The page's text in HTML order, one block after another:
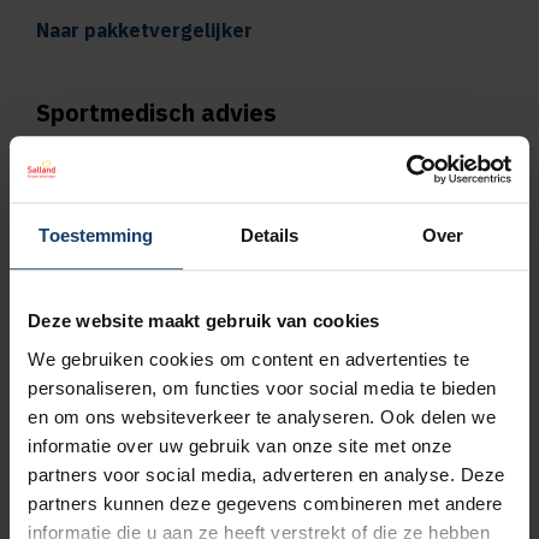
Toestemming Details Over
Deze website maakt gebruik van cookies
We gebruiken cookies om content en advertenties te
personaliseren, om functies voor social media te bieden
en om ons websiteverkeer te analyseren. Ook delen we
informatie over uw gebruik van onze site met onze
partners voor social media, adverteren en analyse. Deze
partners kunnen deze gegevens combineren met andere
informatie die u aan ze heeft verstrekt of die ze hebben
Naar pakketvergelijker
Sportmedisch advies
pakket Plus
Vergoeding tot €250 per kalenderjaar bij
Naar vergoedingenoverzicht
Geen wachttijd voor orthodontie
Wil je een orthodontieverzekering afsluiten,
bijvoorbeeld omdat jouw kind een beugel